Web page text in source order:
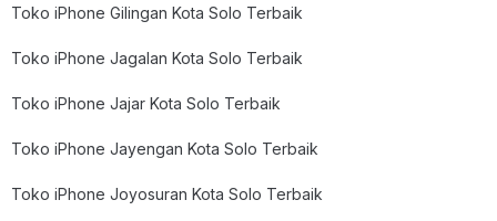
Toko iPhone Gilingan Kota Solo Terbaik
Toko iPhone Jagalan Kota Solo Terbaik
Toko iPhone Jajar Kota Solo Terbaik
Toko iPhone Jayengan Kota Solo Terbaik
Toko iPhone Joyosuran Kota Solo Terbaik